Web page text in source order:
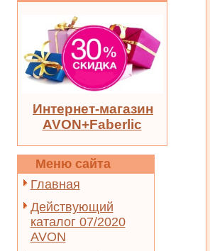
Интернет-магазин
AVON+Faberlic
Меню сайта
Главная
Действующий
каталог 07/2020
AVON